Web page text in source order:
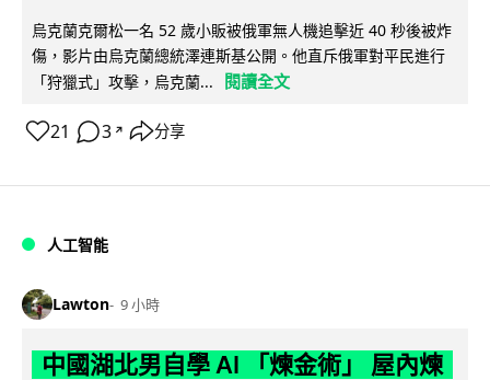
烏克蘭克爾松一名 52 歲小販被俄軍無人機追擊近 40 秒後被炸
傷，影片由烏克蘭總統澤連斯基公開。他直斥俄軍對平民進行
「狩獵式」攻擊，烏克蘭...
閱讀全文
21 3 ↗ 分享
人工智能
Lawton 9 小時
中國湖北男自學 AI 「煉金術」 屋內煉